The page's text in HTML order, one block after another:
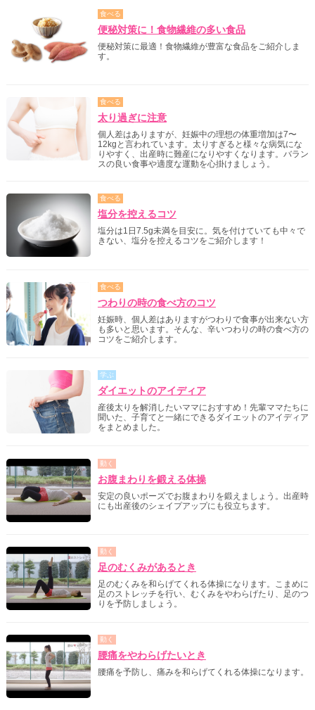
食べる
便秘対策に！食物繊維の多い食品
便秘対策に最適！食物繊維が豊富な食品をご紹介しま
す。
食べる
太り過ぎに注意
個人差はありますが、妊娠中の理想の体重増加は7〜
12kgと言われています。太りすぎると様々な病気にな
りやすく、出産時に難産になりやすくなります。バラン
スの良い食事や適度な運動を心掛けましょう。
食べる
塩分を控えるコツ
塩分は1日7.5g未満を目安に。気を付けていても中々で
きない、塩分を控えるコツをご紹介します！
食べる
つわりの時の食べ方のコツ
妊娠時、個人差はありますがつわりで食事が出来ない方
も多いと思います。そんな、辛いつわりの時の食べ方の
コツをご紹介します。
学ぶ
ダイエットのアイディア
産後太りを解消したいママにおすすめ！先輩ママたちに
聞いた、子育てと一緒にできるダイエットのアイディア
をまとめました。
動く
お腹まわりを鍛える体操
安定の良いポーズでお腹まわりを鍛えましょう。出産時
にも出産後のシェイプアップにも役立ちます。
動く
足のむくみがあるとき
足のむくみを和らげてくれる体操になります。こまめに
足のストレッチを行い、むくみをやわらげたり、足のつ
りを予防しましょう。
動く
腰痛をやわらげたいとき
腰痛を予防し、痛みを和らげてくれる体操になります。